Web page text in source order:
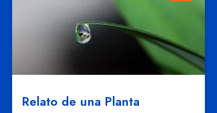
Relato de una Planta